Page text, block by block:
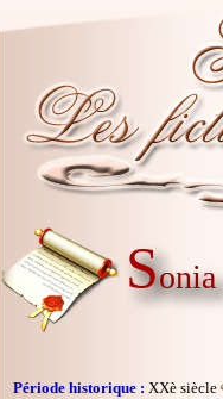
S
Période historique : XXè siècle